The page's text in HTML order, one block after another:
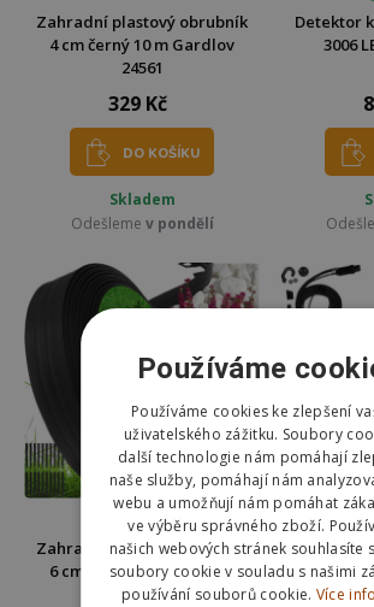
Zahradní plastový obrubník
4 cm černý 10 m Gardlov
24561
329 Kč
DO KOŠÍKU
Skladem
Odešleme v pondělí
Detektor
3006
Zahradní plastový obrubník
6 cm černý 10 m Gardlov
24562
Používáme
Používáme cookies ke zlepšení
uživatelského zážitku. Soubory
další technologie nám pomáhají
naše služby, pomáhají nám
webu a umožňují nám pomáhat
ve výběru správného zboží.
našich webových stránek souhlasíte
soubory cookie v souladu s našimi
používání souborů cookie. Více